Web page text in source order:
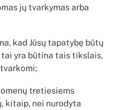
jų tvarkymas arba
kad Jūsų tapatybę būtų
yra būtina tais tikslais,
tretiesiems
kitaip, nei nurodyta